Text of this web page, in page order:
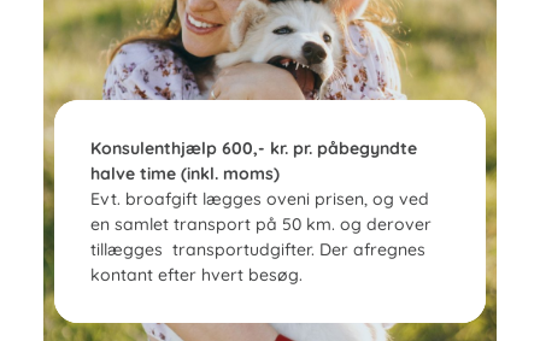
Konsulenthjælp 600,- kr. pr. påbegyndte
halve time (inkl. moms)
Evt. broafgift lægges oveni prisen, og ved
en samlet transport på 50 km. og derover
tillægges transportudgifter. Der afregnes
kontant efter hvert besøg.